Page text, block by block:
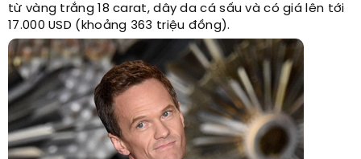
từ vàng trắng 18 carat, dây da cá sấu và có giá lên tới
17.000 USD (khoảng 363 triệu đồng).